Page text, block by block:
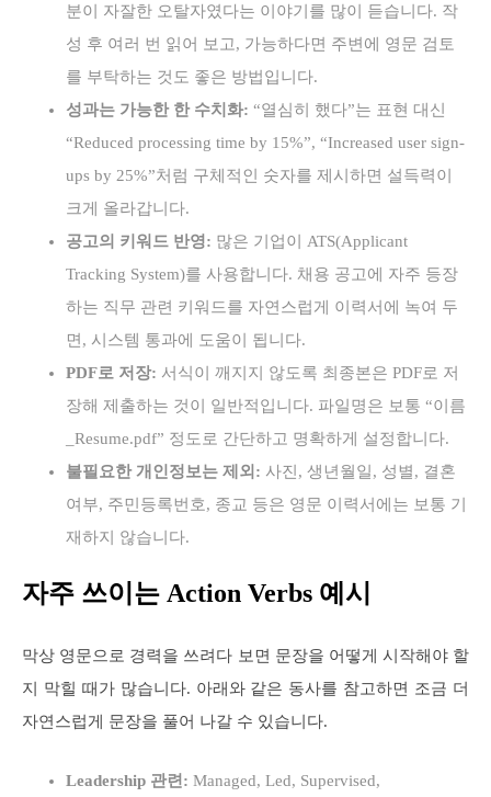
분이 자잘한 오탈자였다는 이야기를 많이 듣습니다. 작
성 후 여러 번 읽어 보고, 가능하다면 주변에 영문 검토
를 부탁하는 것도 좋은 방법입니다.
성과는 가능한 한 수치화: “열심히 했다”는 표현 대신
“Reduced processing time by 15%”, “Increased user sign-
ups by 25%”처럼 구체적인 숫자를 제시하면 설득력이
크게 올라갑니다.
공고의 키워드 반영: 많은 기업이 ATS(Applicant
Tracking System)를 사용합니다. 채용 공고에 자주 등장
하는 직무 관련 키워드를 자연스럽게 이력서에 녹여 두
면, 시스템 통과에 도움이 됩니다.
PDF로 저장: 서식이 깨지지 않도록 최종본은 PDF로 저
장해 제출하는 것이 일반적입니다. 파일명은 보통 “이름
_Resume.pdf” 정도로 간단하고 명확하게 설정합니다.
불필요한 개인정보는 제외: 사진, 생년월일, 성별, 결혼
여부, 주민등록번호, 종교 등은 영문 이력서에는 보통 기
재하지 않습니다.
자주 쓰이는 Action Verbs 예시
막상 영문으로 경력을 쓰려다 보면 문장을 어떻게 시작해야 할
지 막힐 때가 많습니다. 아래와 같은 동사를 참고하면 조금 더
자연스럽게 문장을 풀어 나갈 수 있습니다.
Leadership 관련: Managed, Led, Supervised,